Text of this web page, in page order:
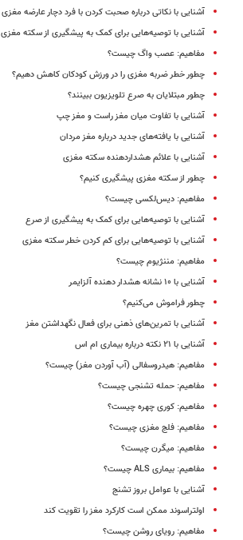
آشنایی با نکاتی درباره صحبت کردن با فرد دچار عارضه مغزی
آشنایی با توصیه‌هایی برای کمک به پیشگیری از سکته مغزی
مفاهیم: عصب واگ چیست؟
چطور خطر ضربه مغزی را در ورزش کودکان کاهش دهیم؟
چطور مبتلایان به صرع تلویزیون ببینند؟
آشنایی با تفاوت میان مغز راست و مغز چپ
آشنایی با یافته‌های جدید درباره مغز مردان
آشنایی با علائم هشداردهنده سکته مغزی
چطور از سکته مغزی پیشگیری کنیم؟
مفاهیم: دیس‌لکسی چیست؟
آشنایی با توصیه‌هایی برای کمک به پیشگیری از صرع
آشنایی با توصیه‌هایی برای کم کردن خطر سکته مغزی
مفاهیم: مننژیوم چیست؟
آشنایی با ۱۰ نشانه هشدار دهنده آلزایمر
چطور فراموش می‌کنیم؟
آشنایی با تمرین‌های ذهنی برای فعال نگهداشتن مغز
آشنایی با ۲۱ نکته درباره بیماری ام اس
مفاهیم: هیدروسفالی (آب آوردن مغز) چیست؟
مفاهیم:‌ حمله تشنجی چیست؟
مفاهیم: کوری چهره چیست؟
مفاهیم: فلج مغزی چیست؟
مفاهیم: میگرن چیست؟
مفاهیم: بیماری ALS چیست؟
آشنایی با عوامل بروز تشنج
اولتراسوند ممکن است کارکرد مغز را تقویت کند
مفاهیم: رویای روشن چیست؟